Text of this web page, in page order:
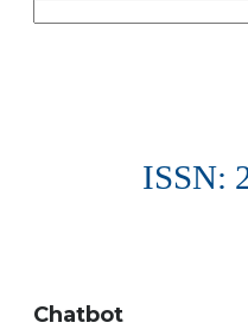
ISSN:
Chatbot